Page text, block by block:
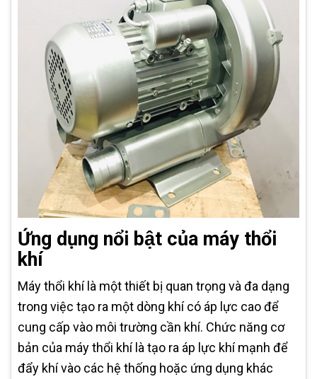
Ứng dụng nổi bật của máy thổi
khí
Máy thổi khí là một thiết bị quan trọng và đa dạng
trong việc tạo ra một dòng khí có áp lực cao để
cung cấp vào môi trường cần khí. Chức năng cơ
bản của máy thổi khí là tạo ra áp lực khí mạnh để
đẩy khí vào các hệ thống hoặc ứng dụng khác